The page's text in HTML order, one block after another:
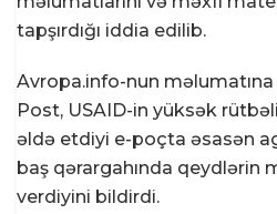
tapşırdığı iddia edilib.
Avropa.info-nun
Post, USAID-in yüksək
əldə etdiyi e-poçta əsasən
baş qərargahında qeydlərin
verdiyini bildirdi.